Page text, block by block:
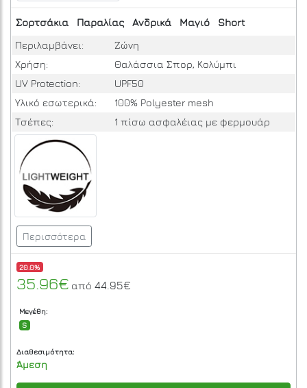
Σορτσάκια Παραλίας Ανδρικά Μαγιό
Short
Περιλαμβάνει:
Ζώνη
Χρήση:
Θαλάσσια Σπορ, Κολύμπι
UV Protection:
UPF50
Υλικό εσωτερικά:
100% Polyester mesh
Τσέπες:
1 πίσω ασφαλέιας με φερμουάρ
Περισσότερα
20.0%
35.96€ από 44.95€
Μεγέθη:
S
Διαθεσιμότητα:
Άμεση